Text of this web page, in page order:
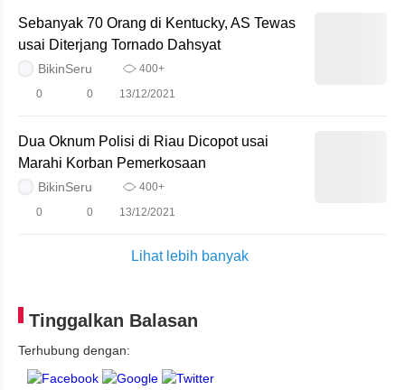
Sebanyak 70 Orang di Kentucky, AS Tewas
usai Diterjang Tornado Dahsyat
BikinSeru
400+
0
0 13/12/2021
Dua Oknum Polisi di Riau Dicopot usai
Marahi Korban Pemerkosaan
BikinSeru
400+
0
0 13/12/2021
Lihat lebih banyak
Tinggalkan Balasan
Terhubung dengan: